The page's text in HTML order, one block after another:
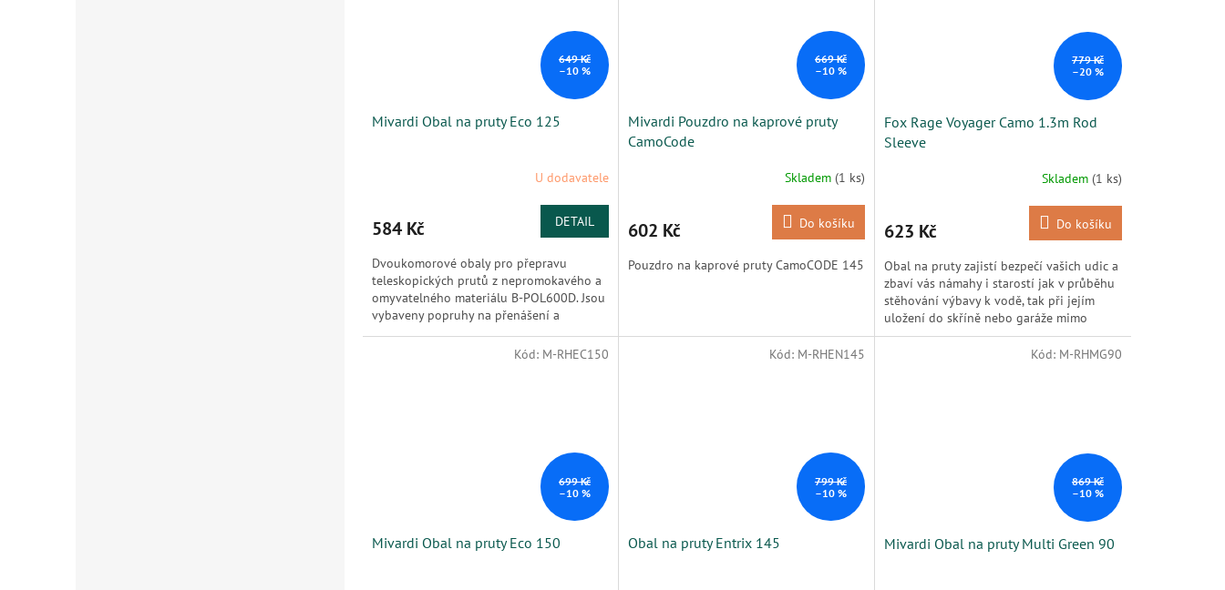
649 Kč
–10 %
Mivardi Obal na pruty Eco 125
U dodavatele
584 Kč DETAIL
Dvoukomorové obaly pro přepravu
teleskopických prutů z nepromokavého a
omyvatelného materiálu B-POL600D. Jsou
vybaveny popruhy na přenášení a
praktickými bočními kapsami....
669 Kč
–10 %
Mivardi Pouzdro na kaprové pruty
CamoCode
Skladem (1 ks)
602 Kč Do košíku
Pouzdro na kaprové pruty CamoCODE 145
779 Kč
–20 %
Fox Rage Voyager Camo 1.3m Rod
Sleeve
Skladem (1 ks)
623 Kč Do košíku
Obal na pruty zajistí bezpečí vašich udic a
zbaví vás námahy i starostí jak v průběhu
stěhování výbavy k vodě, tak při jejím
uložení do skříně nebo garáže mimo
sezónu. V tomto...
699 Kč
–10 %
Mivardi Obal na pruty Eco 150
Kód: M-RHEC150
799 Kč
–10 %
Obal na pruty Entrix 145
Kód: M-RHEN145
869 Kč
–10 %
Mivardi Obal na pruty Multi Green 90
Kód: M-RHMG90